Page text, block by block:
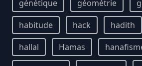
génétique
géométrie
habitude
hack hadith
hallal
Hamas